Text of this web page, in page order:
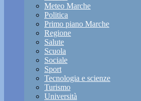
Meteo Marche
Politica
Primo piano Marche
Regione
Salute
Scuola
Sociale
Sport
Tecnologia e scienze
Turismo
Università